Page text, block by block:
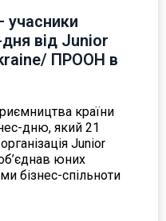
учасники
від Junior
ПРООН в
країни
дню, який 21
Junior
юних
бізнес-спільноти